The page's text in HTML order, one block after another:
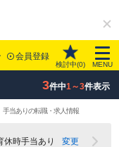
会員登録
検討中(0) MENU
3件中1～3件表示
手当ありの転職・求人情報
休時手当あり 変更